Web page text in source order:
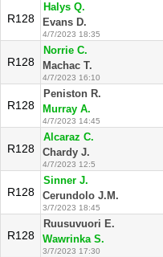
R128
Halys Q.
Evans D.
4/7/2023 18:35
R128
Norrie C.
Machac T.
4/7/2023 16:10
R128
Peniston R.
Murray A.
4/7/2023 14:45
R128
Alcaraz C.
Chardy J.
4/7/2023 12:5
R128
Sinner J.
Cerundolo J.M.
3/7/2023 18:45
R128
Ruusuvuori E.
Wawrinka S.
3/7/2023 17:30